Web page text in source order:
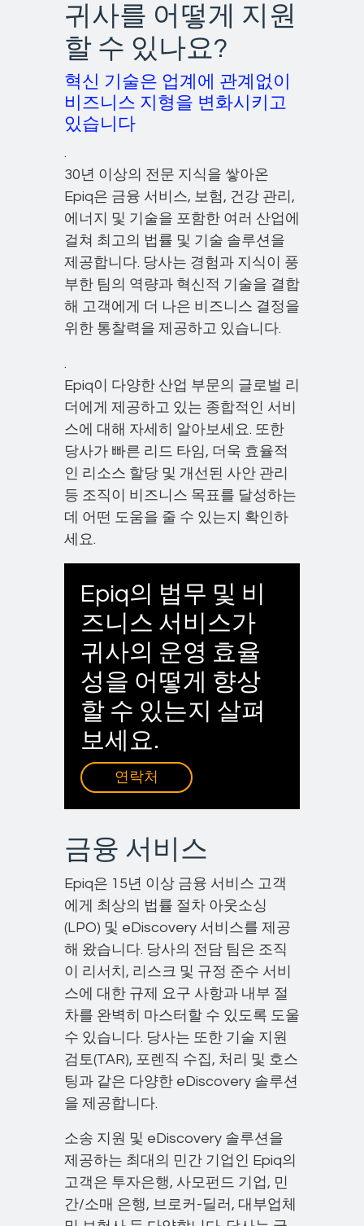
귀사를 어떻게 지원
할 수 있나요?
혁신 기술은 업계에 관계없이
비즈니스 지형을 변화시키고
있습니다
.
30년 이상의 전문 지식을 쌓아온
Epiq은 금융 서비스, 보험, 건강 관리,
에너지 및 기술을 포함한 여러 산업에
걸쳐 최고의 법률 및 기술 솔루션을
제공합니다. 당사는 경험과 지식이 풍
부한 팀의 역량과 혁신적 기술을 결합
해 고객에게 더 나은 비즈니스 결정을
위한 통찰력을 제공하고 있습니다.
.
Epiq이 다양한 산업 부문의 글로벌 리
더에게 제공하고 있는 종합적인 서비
스에 대해 자세히 알아보세요. 또한
당사가 빠른 리드 타임, 더욱 효율적
인 리소스 할당 및 개선된 사안 관리
등 조직이 비즈니스 목표를 달성하는
데 어떤 도움을 줄 수 있는지 확인하
세요.
Epiq의 법무 및 비
즈니스 서비스가
귀사의 운영 효율
성을 어떻게 향상
할 수 있는지 살펴
보세요.
연락처
금융 서비스
Epiq은 15년 이상 금융 서비스 고객
에게 최상의 법률 절차 아웃소싱
(LPO) 및 eDiscovery 서비스를 제공
해 왔습니다. 당사의 전담 팀은 조직
이 리서치, 리스크 및 규정 준수 서비
스에 대한 규제 요구 사항과 내부 절
차를 완벽히 마스터할 수 있도록 도울
수 있습니다. 당사는 또한 기술 지원
검토(TAR), 포렌직 수집, 처리 및 호스
팅과 같은 다양한 eDiscovery 솔루션
을 제공합니다.
소송 지원 및 eDiscovery 솔루션을
제공하는 최대의 민간 기업인 Epiq의
고객은 투자은행, 사모펀드 기업, 민
간/소매 은행, 브로커-딜러, 대부업체